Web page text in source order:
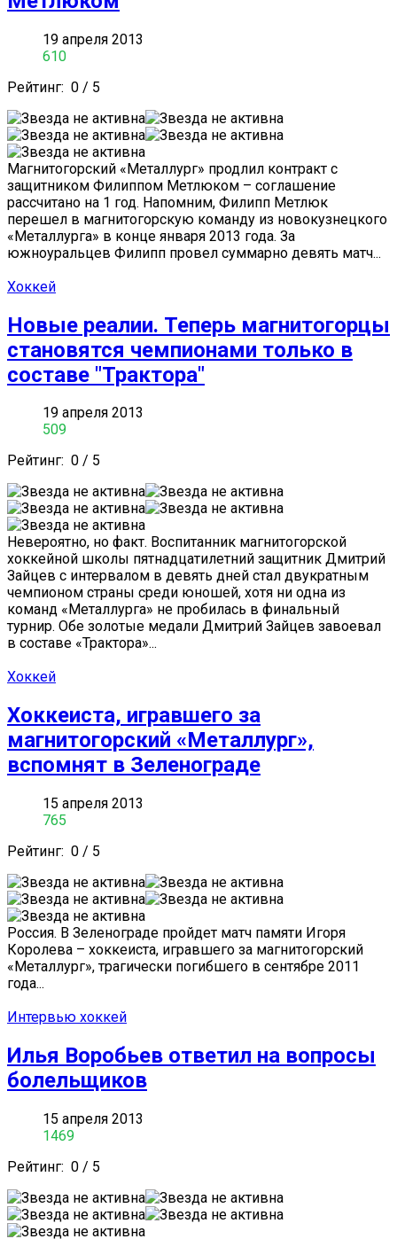
19 апреля 2013
610
Рейтинг: 0 / 5
Магнитогорский «Металлург» продлил контракт с
защитником Филиппом Метлюком – соглашение
рассчитано на 1 год. Напомним, Филипп Метлюк
перешел в магнитогорскую команду из новокузнецкого
«Металлурга» в конце января 2013 года. За
южноуральцев Филипп провел суммарно девять матч...
Хоккей
Новые реалии. Теперь магнитогорцы
становятся чемпионами только в
составе "Трактора"
19 апреля 2013
509
Рейтинг: 0 / 5
Невероятно, но факт. Воспитанник магнитогорской
хоккейной школы пятнадцатилетний защитник Дмитрий
Зайцев с интервалом в девять дней стал двукратным
чемпионом страны среди юношей, хотя ни одна из
команд «Металлурга» не пробилась в финальный
турнир. Обе золотые медали Дмитрий Зайцев завоевал
в составе «Трактора»...
Хоккей
Хоккеиста, игравшего за
магнитогорский «Металлург»,
вспомнят в Зеленограде
15 апреля 2013
765
Рейтинг: 0 / 5
Россия. В Зеленограде пройдет матч памяти Игоря
Королева – хоккеиста, игравшего за магнитогорский
«Металлург», трагически погибшего в сентябре 2011
года...
Интервью хоккей
Илья Воробьев ответил на вопросы
болельщиков
15 апреля 2013
1469
Рейтинг: 0 / 5